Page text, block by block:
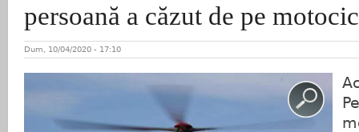
persoană a căzut de pe
Dum, 10/04/2020 - 17:10